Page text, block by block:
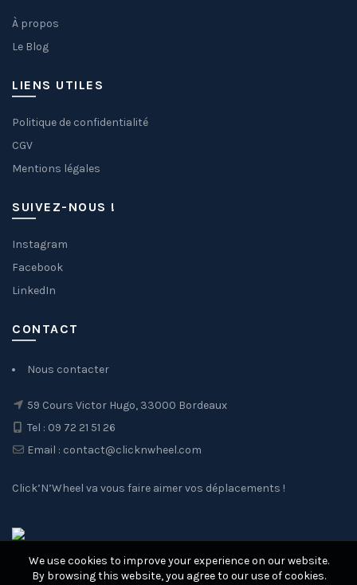
À propos
Le Blog
LIENS UTILES
Politique de confidentialité
CGV
Mentions légales
SUIVEZ-NOUS !
Instagram
Facebook
LinkedIn
CONTACT
Nous contacter
59 Cours Victor Hugo, 33000 Bordeaux
Tel : 09 72 21 51 26
Email : contact@clicknwheel.com
Click’N’Wheel va vous faire aimer vos déplacements !
We use cookies to improve your experience on our website.
By browsing this website, you agree to our use of cookies.